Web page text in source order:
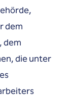
dem
dem
die unter